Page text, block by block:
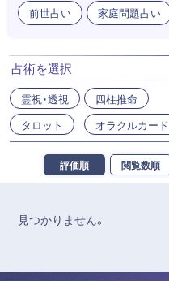
前世占い 家庭問題占い
占術を選択
霊視・透視
タロット
四柱推命
オラクルカード
評価順 閲覧数順
見つかりません。